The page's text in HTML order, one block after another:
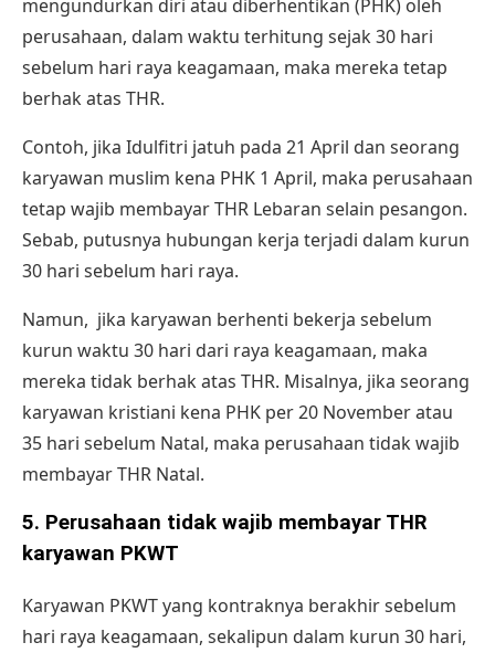
mengundurkan diri atau diberhentikan (PHK) oleh
perusahaan, dalam waktu terhitung sejak 30 hari
sebelum hari raya keagamaan, maka mereka tetap
berhak atas THR.
Contoh, jika Idulfitri jatuh pada 21 April dan seorang
karyawan muslim kena PHK 1 April, maka perusahaan
tetap wajib membayar THR Lebaran selain pesangon.
Sebab, putusnya hubungan kerja terjadi dalam kurun
30 hari sebelum hari raya.
Namun, jika karyawan berhenti bekerja sebelum
kurun waktu 30 hari dari raya keagamaan, maka
mereka tidak berhak atas THR. Misalnya, jika seorang
karyawan kristiani kena PHK per 20 November atau
35 hari sebelum Natal, maka perusahaan tidak wajib
membayar THR Natal.
5. Perusahaan tidak wajib membayar THR
karyawan PKWT
Karyawan PKWTyang kontraknya berakhir sebelum
hari raya keagamaan, sekalipun dalam kurun 30 hari,